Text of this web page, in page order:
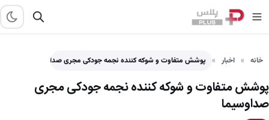
خانه اخبار پوشش متفاوت و شوکه کننده نجمه جودکی مجری صداوسیما
پوشش متفاوت و شوکه کننده نجمه جودکی مجری
صداوسیما